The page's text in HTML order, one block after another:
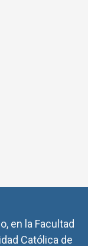
en la Facultad
Católica de